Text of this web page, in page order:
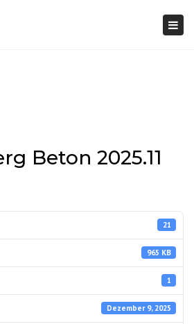
Beton 2025.11
21
965 KB
1
Dezember 9, 2025